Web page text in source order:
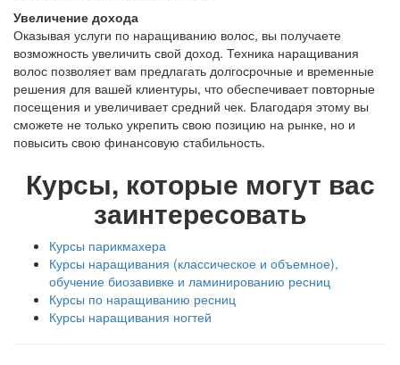
Увеличение дохода
Оказывая услуги по наращиванию волос, вы получаете
возможность увеличить свой доход. Техника наращивания
волос позволяет вам предлагать долгосрочные и временные
решения для вашей клиентуры, что обеспечивает повторные
посещения и увеличивает средний чек. Благодаря этому вы
сможете не только укрепить свою позицию на рынке, но и
повысить свою финансовую стабильность.
Курсы, которые могут вас
заинтересовать
Курсы парикмахера
Курсы наращивания (классическое и объемное),
обучение биозавивке и ламинированию ресниц
Курсы по наращиванию ресниц
Курсы наращивания ногтей